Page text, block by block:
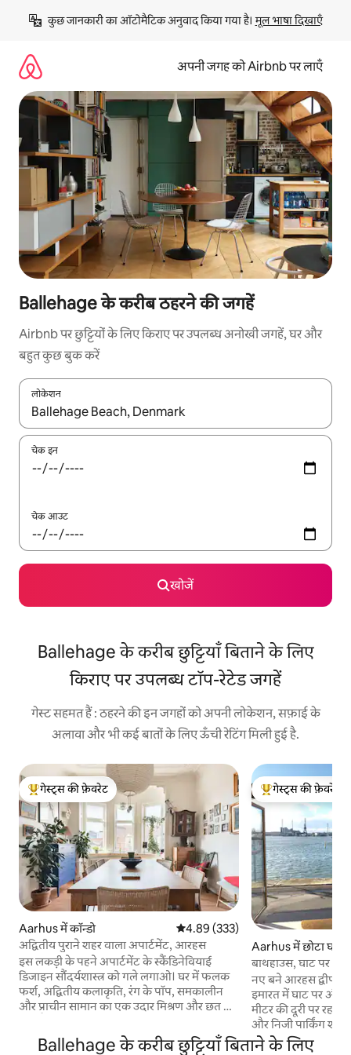
छोड़कर
कॉन्टेंट
कुछ जानकारी का ऑटोमैटिक अनुवाद किया गया है। मूल भाषा दिखाएँ
अपनी जगह को Airbnb पर लाएँ
Ballehage के करीब ठहरने की जगहें
Airbnb पर छुट्टियों के लिए किराए पर उपलब्ध अनोखी जगहें, घर और
बहुत कुछ बुक करें
लोकेशन
नतीजों के उपलब्ध होने पर, अप और डाउन 'ऐरो की' का इस्तेमाल करके नेविगेट
चेक इन
चेक आउट
खोजें
Ballehage के करीब छुट्टियाँ बिताने के लिए
किराए पर उपलब्ध टॉप-रेटेड जगहें
गेस्ट सहमत हैं : ठहरने की इन जगहों को अपनी लोकेशन, सफ़ाई के
अलावा और भी कई बातों के लिए ऊँची रेटिंग मिली हुई है.
गेस्ट्स का टॉप फ़ेवरेट
गेस्ट्स की फ़ेवरेट
Aarhus में कॉन्डो औसत रेटिंग 5 में से 4.89, 333 समीक्षाएँ
4.89 (333)
अद्वितीय पुराने शहर वाला अपार्टमेंट, आरहस
इस लकड़ी के पहने अपार्टमेंट के स्कैंडिनेवियाई
डिजाइन सौंदर्यशास्त्र को गले लगाओ। घर में फलक
फर्श, अद्वितीय कलाकृति, रंग के पॉप, समकालीन
और प्राचीन सामान का एक उदार मिश्रण और छत के
और आरामदायक डेनिश अपार्टमेंट मिलेगा। हम
अपनी जगह से प्यार करते हैं, लेकिन गर्मियों के दौरान
गेस्ट्स का टॉप फ़ेवरेट
गेस्ट्स की फ़ेवरेट
Aarhus में छोटा घर
बाथहाउस, घाट पर
जगह
नए बने आरहस द्वीप पर
इमारत में घाट पर और
मीटर की दूरी पर
और निजी पार्किंग शामिल है। अच्छे
बंदरगाह का प्रोमेनेड
Ballehage के करीब छुट्टियाँ बिताने के लिए